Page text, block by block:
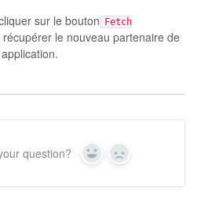
sur le bouton
Fetch
récupérer le nouveau partenaire de
question? Yes No